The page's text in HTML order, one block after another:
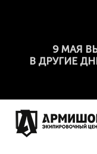
9 МАЯ
В ДРУГИЕ